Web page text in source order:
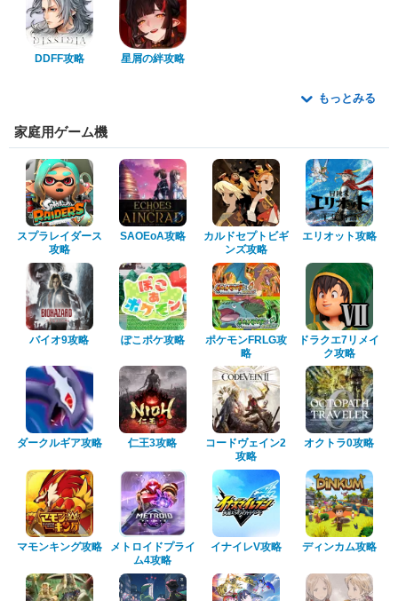
DDFF攻略 星屑の絆攻略
もっとみる
家庭用ゲーム機
スプラレイダース
攻略
SAOEoA攻略
カルドセプトビギ
ンズ攻略
エリオット攻略
バイオ9攻略 ぽこポケ攻略
ポケモンFRLG攻
略
ドラクエ7リメイ
ク攻略
ダークルギア攻略 仁王3攻略
コードヴェイン2
攻略
オクトラ0攻略
マモンキング攻略
メトロイドプライ
ム4攻略
イナイレV攻略 ディンカム攻略